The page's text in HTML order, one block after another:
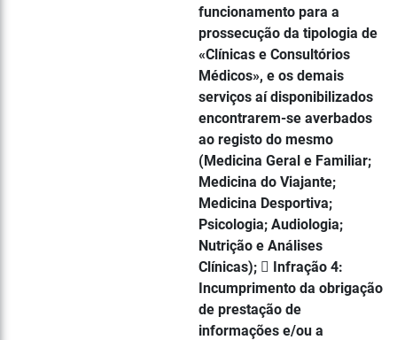
funcionamento para a
prossecução da tipologia de
«Clínicas e Consultórios
Médicos», e os demais
serviços aí disponibilizados
encontrarem-se averbados
ao registo do mesmo
(Medicina Geral e Familiar;
Medicina do Viajante;
Medicina Desportiva;
Psicologia; Audiologia;
Nutrição e Análises
Clínicas);  Infração 4:
Incumprimento da obrigação
de prestação de
informações e/ou a